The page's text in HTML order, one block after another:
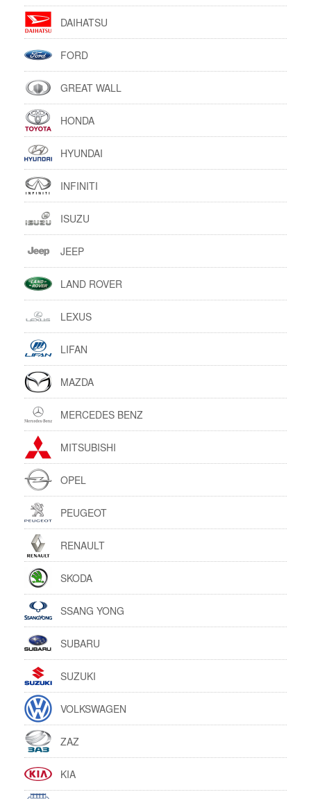
DAIHATSU
FORD
GREAT WALL
HONDA
HYUNDAI
INFINITI
ISUZU
JEEP
LAND ROVER
LEXUS
LIFAN
MAZDA
MERCEDES BENZ
MITSUBISHI
OPEL
PEUGEOT
RENAULT
SKODA
SSANG YONG
SUBARU
SUZUKI
VOLKSWAGEN
ZAZ
KIA